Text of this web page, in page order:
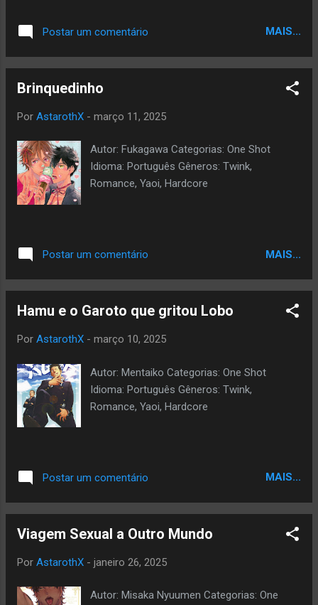
Postar um comentário MAIS...
Brinquedinho
Por AstarothX - março 11, 2025
Autor: Fukagawa Categorias: One Shot
Idioma: Português Gêneros: Twink,
Romance, Yaoi, Hardcore
Postar um comentário MAIS...
Hamu e o Garoto que gritou Lobo
Por AstarothX - março 10, 2025
Autor: Mentaiko Categorias: One Shot
Idioma: Português Gêneros: Twink,
Romance, Yaoi, Hardcore
Postar um comentário MAIS...
Viagem Sexual a Outro Mundo
Por AstarothX - janeiro 26, 2025
Autor: Misaka Nyuumen Categorias: One